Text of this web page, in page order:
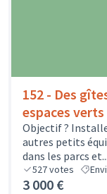
152 - Des
espaces
Objectif ?
autres petits
dans les parcs et...
527votes
3 000 €